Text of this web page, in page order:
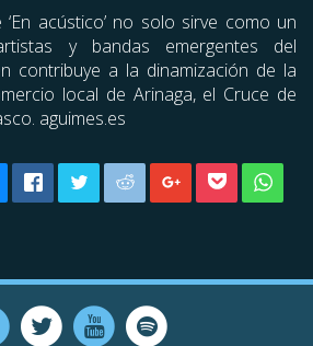
acústico’ no solo sirve como un
y bandas emergentes del
contribuye a la dinamización de la
local de Arinaga, el Cruce de
aguimes.es